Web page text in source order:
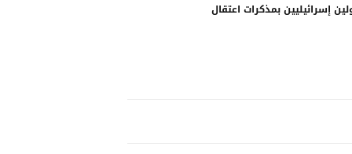
إسرائيليين بمذكرات اعتقال